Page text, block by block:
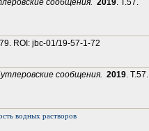
сообщения. 2019. Т.57.
ROI: jbc-01/19-57-1-72
сообщения. 2019. Т.57.
водных растворов